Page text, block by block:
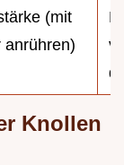
(mit
anrühren)
Knollen